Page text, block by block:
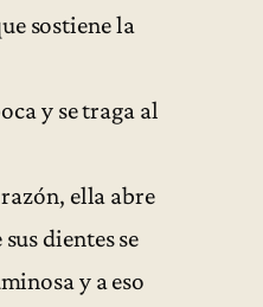
sostiene la
y se traga al
ella abre
dientes se
y a eso